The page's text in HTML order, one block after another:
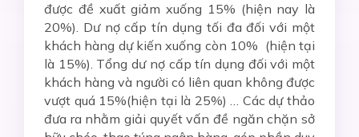
được đề xuất giảm xuống 15% (hiện nay là
20%). Dư nợ cấp tín dụng tối đa đối với một
khách hàng dự kiến xuống còn 10% (hiện tại
là 15%). Tổng dư nợ cấp tín dụng đối với một
khách hàng và người có liên quan không được
vượt quá 15%(hiện tại là 25%) … Các dự thảo
đưa ra nhằm giải quyết vấn đề ngăn chặn sở